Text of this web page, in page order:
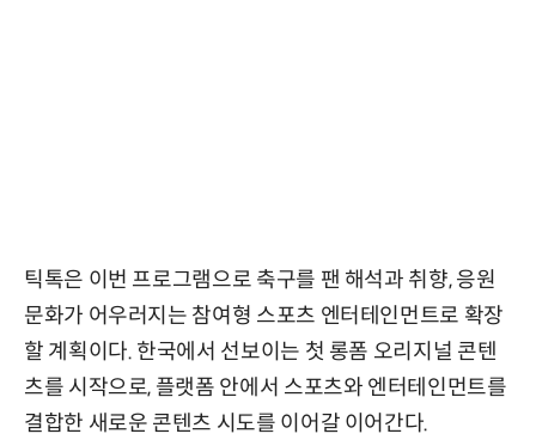
틱톡은 이번 프로그램으로 축구를 팬 해석과 취향, 응원
문화가 어우러지는 참여형 스포츠 엔터테인먼트로 확장
할 계획이다. 한국에서 선보이는 첫 롱폼 오리지널 콘텐
츠를 시작으로, 플랫폼 안에서 스포츠와 엔터테인먼트를
결합한 새로운 콘텐츠 시도를 이어갈 이어간다.